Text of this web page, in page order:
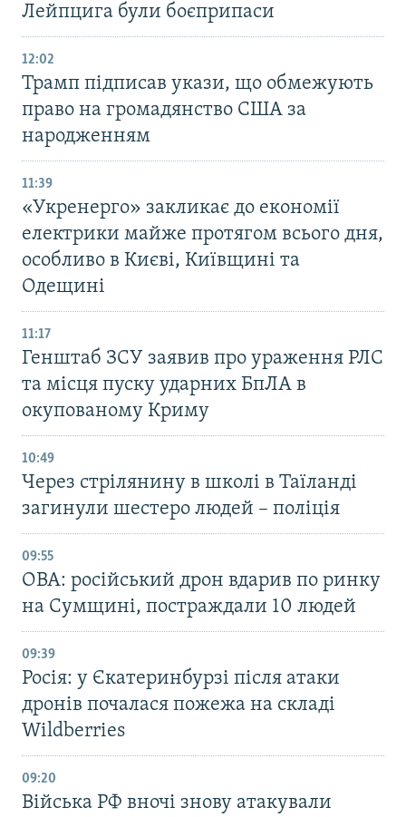
Лейпцига були боєприпаси
12:02
Трамп підписав укази, що обмежують
право на громадянство США за
народженням
11:39
«Укренерго» закликає до економії
електрики майже протягом всього дня,
особливо в Києві, Київщині та
Одещині
11:17
Генштаб ЗСУ заявив про ураження РЛС
та місця пуску ударних БпЛА в
окупованому Криму
10:49
Через стрілянину в школі в Таїланді
загинули шестеро людей – поліція
09:55
ОВА: російський дрон вдарив по ринку
на Сумщині, постраждали 10 людей
09:39
Росія: у Єкатеринбурзі після атаки
дронів почалася пожежа на складі
Wildberries
09:20
Війська РФ вночі знову атакували